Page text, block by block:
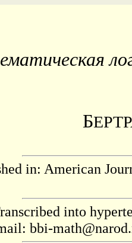
Б
in: American
into
bbi-